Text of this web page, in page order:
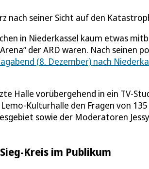
nach seiner Sicht auf den
in Niederkassel kaum etwas
der ARD waren. Nach seinen
(8. Dezember) nach
Halle vorübergehend in ein TV-
Kulturhalle den Fragen von 135
sowie der Moderatoren
Kreis im Publikum